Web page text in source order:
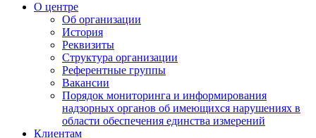
О центре
Об организации
История
Реквизиты
Структура организации
Референтные группы
Вакансии
Порядок мониторинга и информирования
надзорных органов об имеющихся нарушениях в
области обеспечения единства измерений
Клиентам